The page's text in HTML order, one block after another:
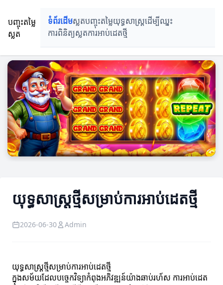
បញ្ចុះតម្លៃ
ស្លត
ទំព័រដើមស្លតបញ្ចុះតម្លៃយុទ្ធសាស្ត្រដើម្បីឈ្នះ
ការពិនិត្យស្លតការអាប់ដេតថ្មី
យុទ្ធសាស្ត្រថ្មីសម្រាប់ការអាប់ដេតថ្មី
2026-06-30 Admin
យុទ្ធសាស្ត្រថ្មីសម្រាប់ការអាប់ដេតថ្មី
ក្នុងសម័យដែលបច្ចេកវិទ្យាកំពុងអភិវឌ្ឍន៍យ៉ាងឆាប់រហ័ស ការអាប់ដេត